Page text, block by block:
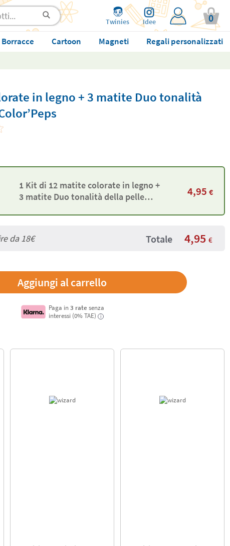
Twinies Idee 0
Borracce Cartoon Magneti
Regali personalizzati
in legno + 3 matite Duo tonalità
1 Kit di 12 matite colorate in legno +
3 matite Duo tonalità della pelle
4,95 €
da18€ Totale 4,95 €
Paga in 3 rate senza
interessi (0% TAE)
i